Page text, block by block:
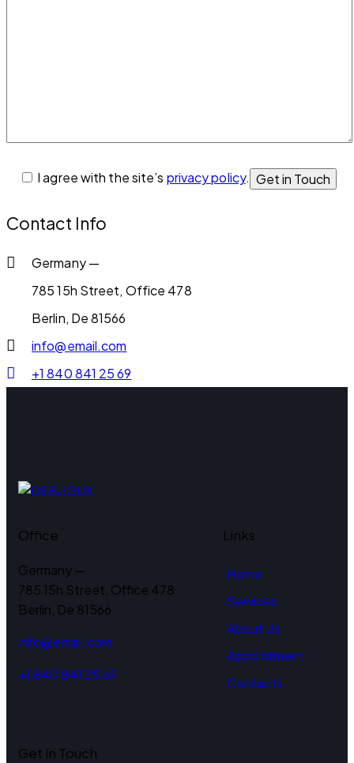
I agree with the site’s privacy policy.
Contact Info
Germany —
785 15h Street, Office 478
Berlin, De 81566
info@email.com
+1 840 841 25 69
Office
Germany —
785 15h Street, Office 478
Berlin, De 81566
info@email.com
+1 840 841 25 69
Links
Home
Services
About Us
Appointment
Contacts
Get in Touch